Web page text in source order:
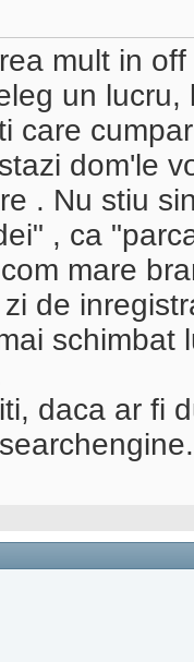
mult in
un
care
dom'le
. Nu stiu
, ca
mare
de
schimbat
daca ar fi